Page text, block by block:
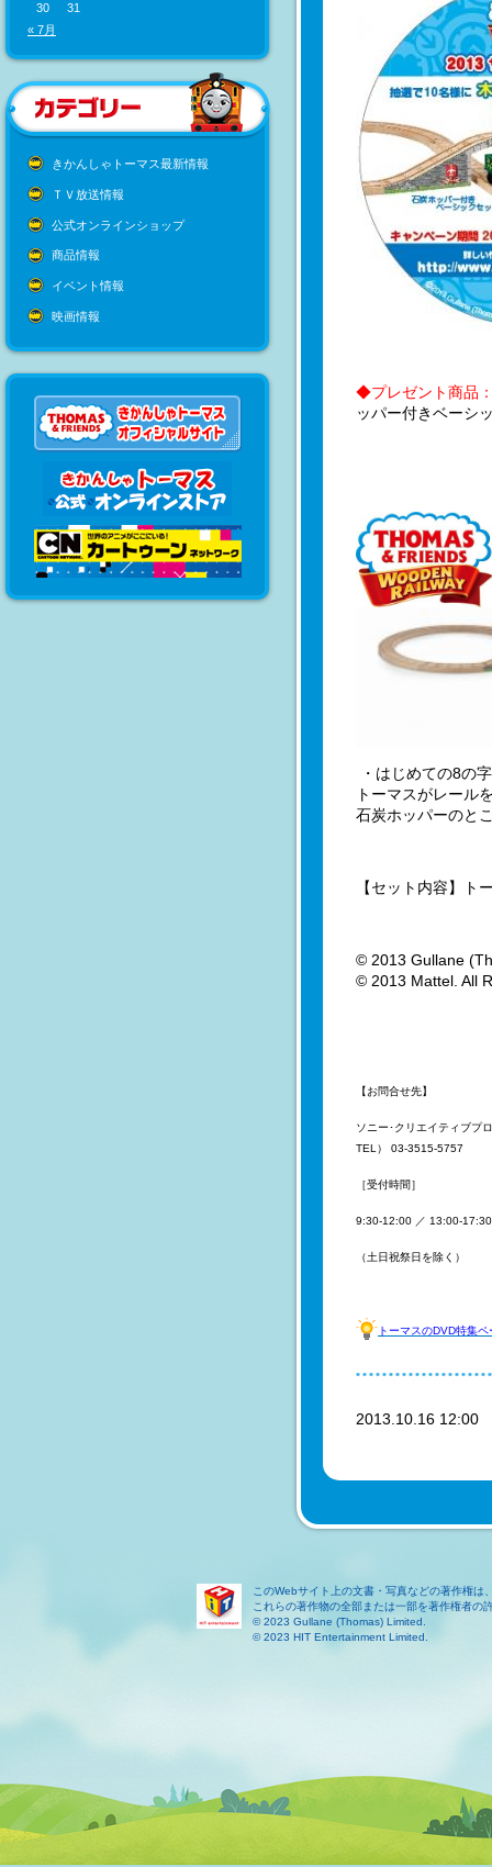
30
31
« 7月
きかんしゃトーマス最新情報
ＴＶ放送情報
公式オンラインショップ
商品情報
イベント情報
映画情報
◆プレゼント商品
ッパー付きベーシ
・はじめての8の
トーマスがレール
石炭ホッパーのと
【セット内容】ト
© 2013 Gullane
© 2013 Mattel. All
【お問合せ先】
ソニー･クリエイティブプ
TEL） 03-3515-5757
［受付時間］
9:30-12:00 ／ 13:00-17:30
（土日祝祭日を除く）
トーマスのDVD特集
2013.10.16
このWebサイト上の文書・写真などの著作権
これらの著作物の全部または一部を著作権者の
© 2023 Gullane (Thomas) Limited.
© 2023 HIT Entertainment Limited.